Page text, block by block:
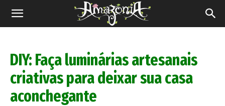
Revista
DIY: Faça luminárias artesanais
criativas para deixar sua casa
aconchegante